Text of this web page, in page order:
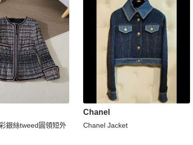
銀絲tweed圓領短外
Chanel
Chanel Jacket